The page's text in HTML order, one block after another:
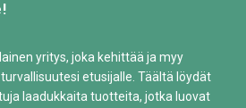
yritys, joka kehittää ja myy
etusijalle. Täältä löydät
laadukkaita tuotteita, jotka luovat